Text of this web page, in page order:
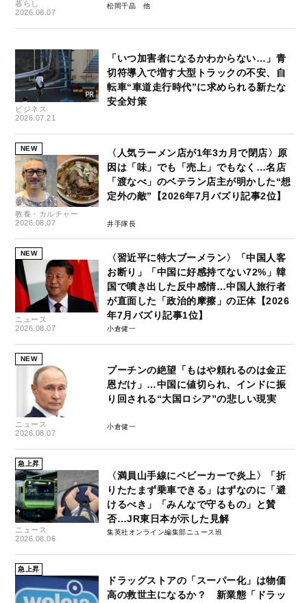
暮らし
2026.08.07
松岡千晶
ビジネス
2026.07.21
「いつ加害者になるかわからない…」青
切符導入で増す大型トラックの不安、自
転車“車道走行時代”に求められる新たな
安全対策
NEW
教養・カルチャー
2026.08.07
〈人気ラーメン店が1年3カ月で閉店〉原
因は「味」でも「売上」でもなく…名店
「渡なべ」のベテラン店主が明かした“想
定外の敵”【2026年7月バズり記事2位】
井手隊長
NEW
ニュース
2026.08.07
〈習近平に特大ブーメラン〉「中国人客
お断り」「中国に好感持てない72%」韓
国で噴き出した反中感情…中国人旅行者
が直面した「政治的摩擦」の正体【2026
年7月バズり記事1位】
小倉健一
NEW
ニュース
2026.08.07
プーチンの絶望「もはや頼れるのは金正
恩だけ」…中国に値切られ、インドに振
り回される“大国ロシア”の悲しい現実
小倉健一
急上昇
ニュース
2026.08.06
〈満員山手線にベビーカーで炎上〉「折
りたたまず乗車できる」はずなのに「避
けるべき」「みんなで守るもの」と賛
否…JR東日本が示した見解
集英社オンライン編集部ニュース班
急上昇
ドラッグストアの「スーパー化」は物価
高の救世主になるか？ 新業態「ドラッ